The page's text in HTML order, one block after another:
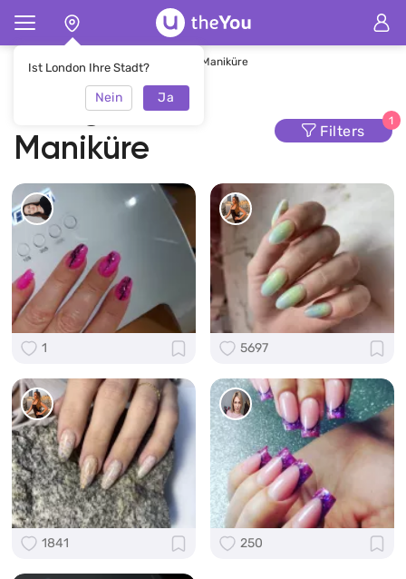
Ist London Ihre Stadt?
Nein Ja
Hauptseite Maniküre Buntglas-Maniküre
Buntglas-
Maniküre
Filters
1
1 5697
1841 250